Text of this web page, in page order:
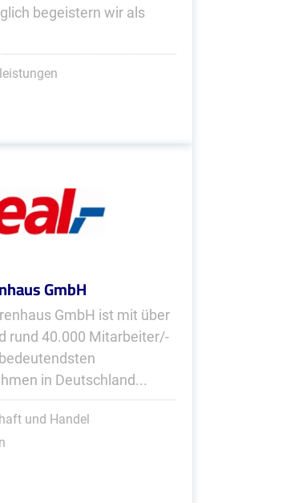
begeistern wir als
GmbH
GmbH ist mit über
rund 40.000 Mitarbeiter/-
in Deutschland...
und Handel